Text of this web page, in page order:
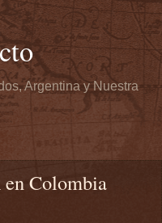
Argentina y Nuestra
Colombia